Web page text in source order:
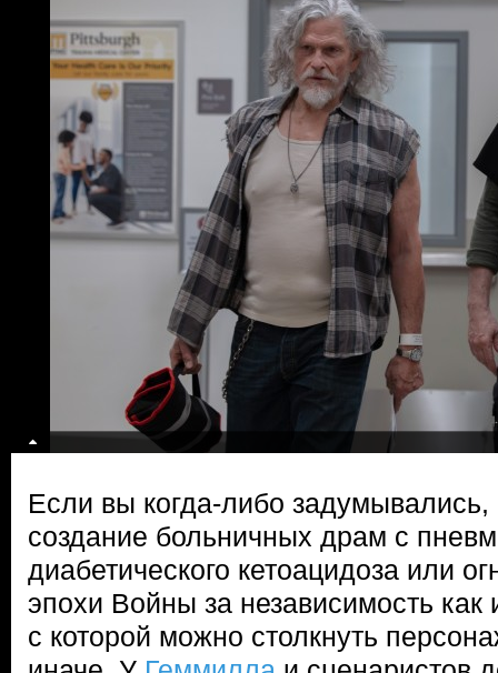
Если вы когда-либо задумывались,
создание больничных драм с
диабетического кетоацидоза или
эпохи Войны за независимость
с которой можно столкнуть